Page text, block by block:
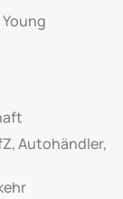
Autohändler,